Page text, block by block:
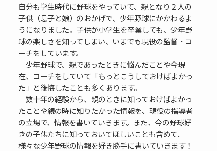
自分も学生時代に野球をやっていて、親となり２人の
子供（息子と娘）のおかげで、少年野球にかかわるよ
うになりました。子供が小学生を卒業しても、少年野
球の楽しさを知ってしまい、いまでも現役の監督・コ
ーチをしています。
少年野球で、親であったときに悩んだことや今現
在、コーチをしていて「もっとこうしておけばよかっ
た」と後悔したことも多くあります。
数十年の経験から、親のときに知っておけばよかっ
たことや親の時に知りたかった情報を、現役の指導者
の立場で、情報を書いていきます。また、今の野球好
きの子供たちに知っておいてほしいことも含めて、
様々な少年野球の情報を好き勝手に書いていきます！